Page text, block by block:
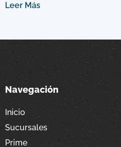
Leer Más
Navegación
Inicio
Sucursales
Prime